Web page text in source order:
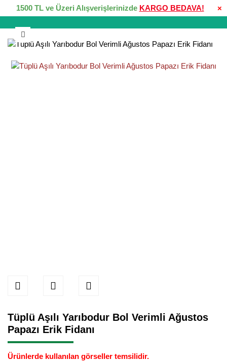
×
1500 TL ve Üzeri Alışverişlerinizde KARGO BEDAVA!
Tüplü Aşılı Yarıbodur Bol Verimli Ağustos
Papazı Erik Fidanı
Ürünlerde kullanılan görseller temsilidir.